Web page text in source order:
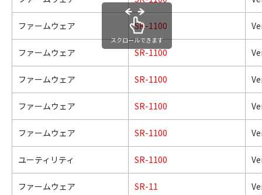
ファームウェア SR-1100
ファームウェア SR-1100
ファームウェア SR-1100
ファームウェア SR-1100
ファームウェア SR-1100
ユーティリティ SR-1100
ファームウェア SR-11
スクロールできます